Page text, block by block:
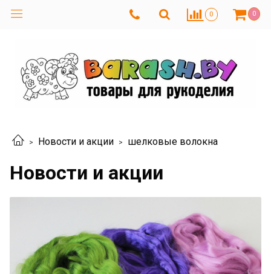
0 0
Новости и акции шелковые волокна
Новости и акции